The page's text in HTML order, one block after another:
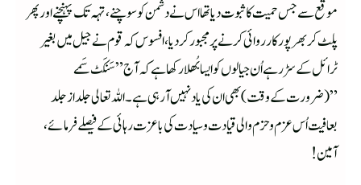
موقع سے جس حمیت کا ثبوت دیا تھا اس نے دشمن کو سوچنے، تہہ تک پہنچنے اور پھر
پلٹ کر بھرپور کارروائی کرنے پر مجبور کردیا، افسوس کہ قوم نے جیل میں بغیر
ٹرائل کے سڑ رہے اُن جیالوں کو ایسا بُھلا رکھا ہے کہ آج ” سَنکَٹ سَمے
”(ضرورت کے وقت)بھی ان کی یاد نہیں آرہی ہے۔اللہ تعالی جلد از جلد
بعافیت اُس عزم و حزم والی قیادت و سیادت کی با عزت رہائی کے فیصلے فرمائے،
آمین!